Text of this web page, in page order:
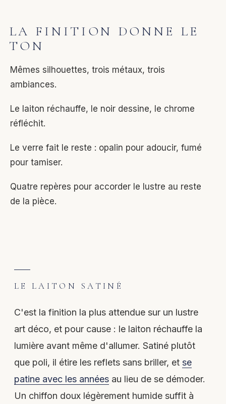
LA FINITION DONNE LE
TON
Mêmes silhouettes, trois métaux, trois
ambiances.
Le laiton réchauffe, le noir dessine, le chrome
réfléchit.
Le verre fait le reste : opalin pour adoucir, fumé
pour tamiser.
Quatre repères pour accorder le lustre au reste
de la pièce.
LE LAITON SATINÉ
C'est la finition la plus attendue sur un lustre
art déco, et pour cause : le laiton réchauffe la
lumière avant même d'allumer. Satiné plutôt
que poli, il étire les reflets sans briller, et se
patine avec les annéesau lieu de se démoder.
Un chiffon doux légèrement humide suffit à